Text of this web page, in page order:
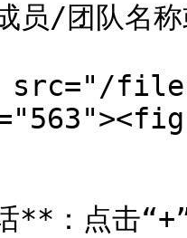
员/团队名
files/
：点击“+”